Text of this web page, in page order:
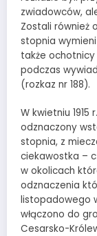
zwiadowców,
Zostali również
stopnia
także ochotnicy
podczas
(rozkaz nr 188).
W kwietniu
odznaczony
stopnia, z
ciekawostka –
w okolicach
odznaczenia
listopadowego
włączono do
Cesarsko-